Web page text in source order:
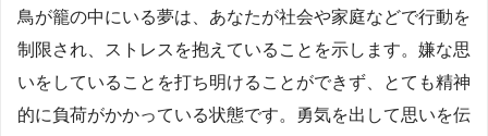
鳥が籠の中にいる夢は、あなたが社会や家庭などで行動を
制限され、ストレスを抱えていることを示します。嫌な思
いをしていることを打ち明けることができず、とても精神
的に負荷がかかっている状態です。勇気を出して思いを伝